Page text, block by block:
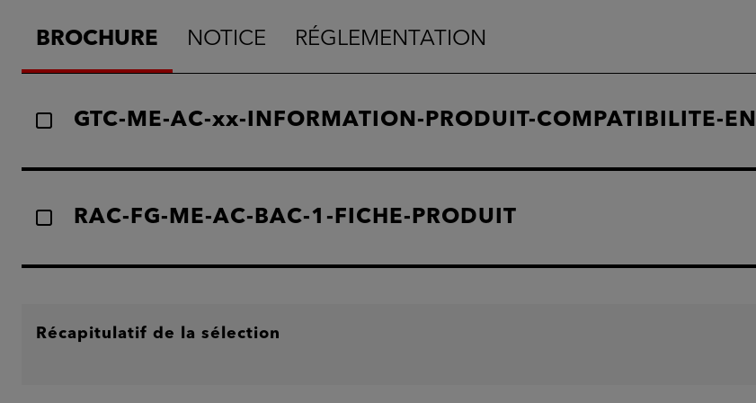
BROCHURE NOTICE RÉGLEMENTATION
GTC-ME-AC-xx-INFORMATION-PRODUIT-COMPATIBILITE-EN
RAC-FG-ME-AC-BAC-1-FICHE-PRODUIT
Récapitulatif de la sélection